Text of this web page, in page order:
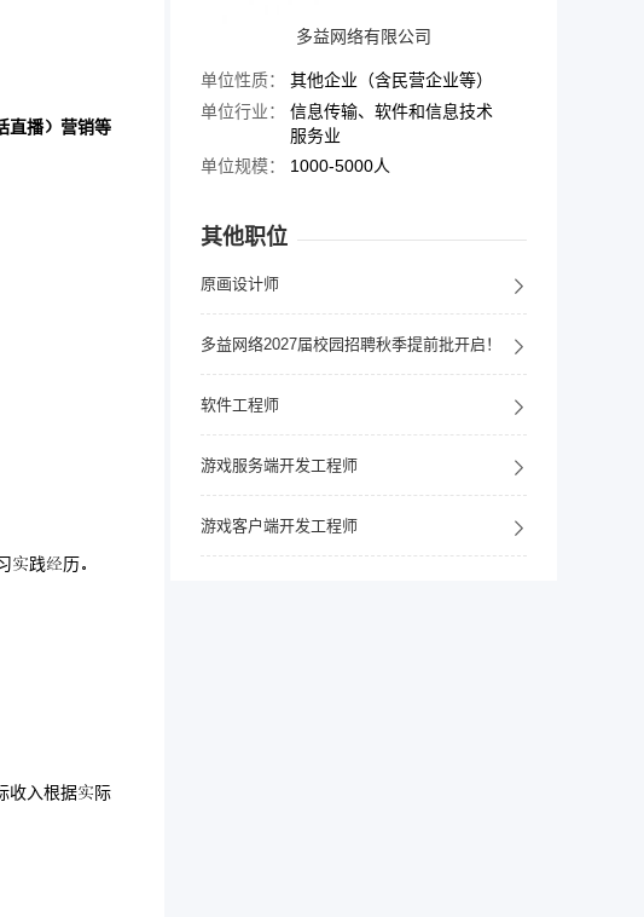
直播营销等
践历
入根据际
多益网络有限公司
单位性质：
其他企业（含民营企业等）
单位行业：
信息传输、软件和信息技术
服务业
单位规模：
1000-5000人
其他职位
原画设计师
多益网络2027届校园招聘秋季提前批开启！
软件工程师
游戏服务端开发工程师
游戏客户端开发工程师